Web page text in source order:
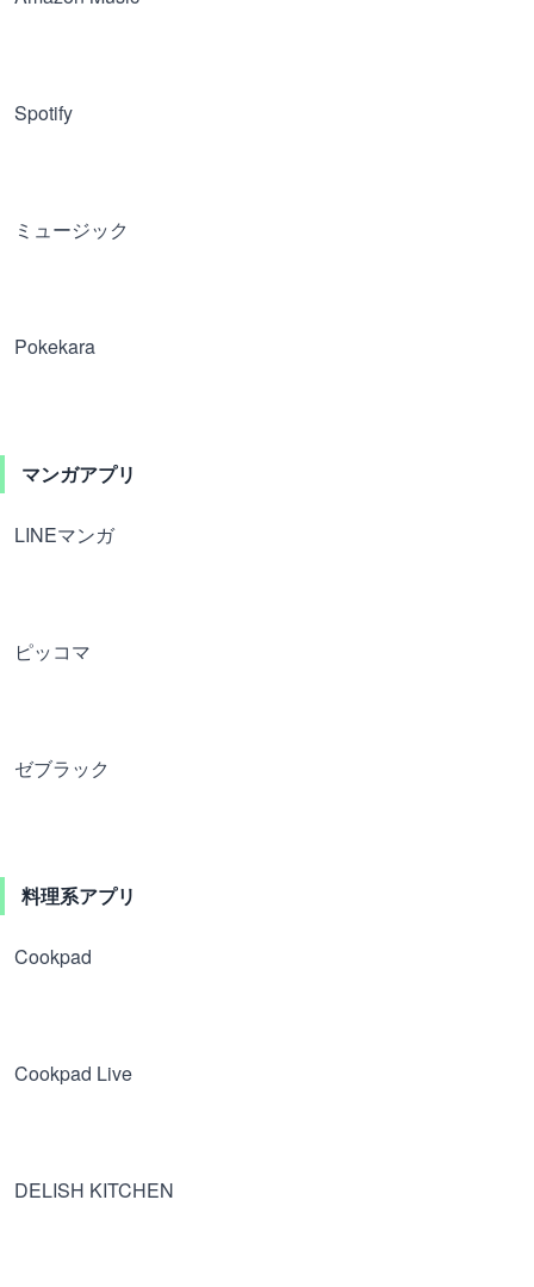
Spotify
ミュージック
Pokekara
マンガアプリ
LINEマンガ
ピッコマ
ゼブラック
料理系アプリ
Cookpad
Cookpad Live
DELISH KITCHEN